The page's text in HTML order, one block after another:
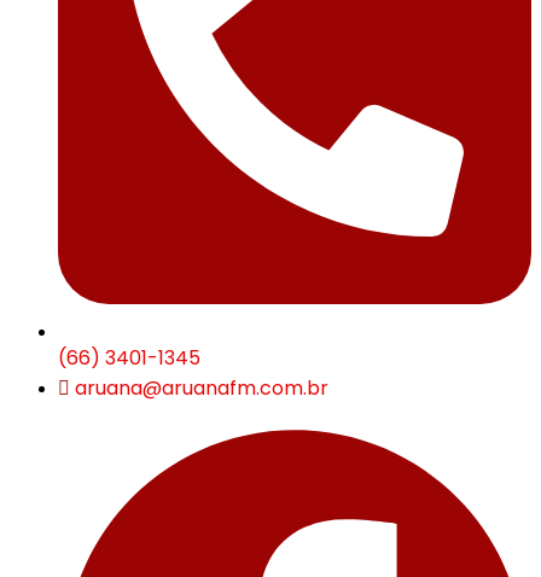
(66) 3401-1345
aruana@aruanafm.com.br